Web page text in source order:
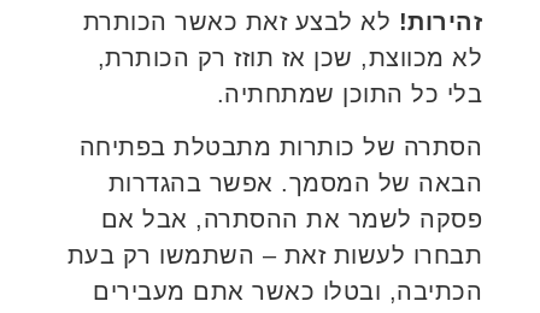
זהירות! לא לבצע זאת כאשר הכותרת
לא מכווצת, שכן אז תוזז רק הכותרת,
בלי כל התוכן שמתחתיה.
הסתרה של כותרות מתבטלת בפתיחה
הבאה של המסמך. אפשר בהגדרות
פסקה לשמר את ההסתרה, אבל אם
תבחרו לעשות זאת – השתמשו רק בעת
הכתיבה, ובטלו כאשר אתם מעבירים